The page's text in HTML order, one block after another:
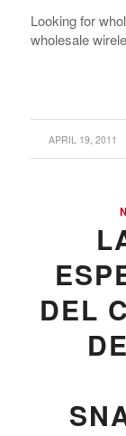
Looking for
wholesale
APRIL 19, 2011
/
DEL